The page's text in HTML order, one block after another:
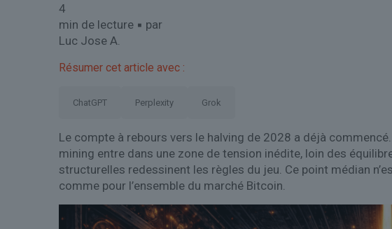
4
min de lecture ▪ par
Luc Jose A.
Résumer cet article avec :
ChatGPT Perplexity Grok
Le compte à rebours vers le halving de 2028 a déjà
mining entre dans une zone de tension inédite, loin des
structurelles redessinent les règles du jeu. Ce point médian
comme pour l’ensemble du marché Bitcoin.